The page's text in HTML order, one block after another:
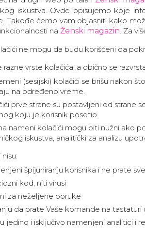
iskustva. Ovde opisujemo koje
Takođe ćemo vam objasniti kako
na Ženski magazin. Za
ne mogu da budu korišćeni da
razne vrste kolačića, a obično se
(sesijski) kolačići se brišu nakon
na određeno vreme.
prve strane su postavljeni od strane
koju je korisnik posetio.
nameni kolačići mogu biti nužni ako
iskustva, analitički za analizu
špijuniranju korisnika i ne prate
kod, niti virusi
za neželjene poruke
da prate Vaše komande na tastaturi
jedino i isključivo namenjeni analitici i